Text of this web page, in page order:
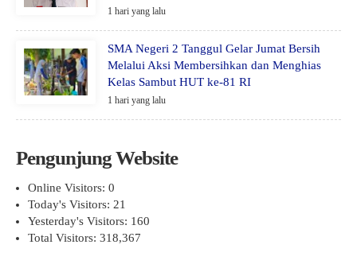
1 hari yang lalu
SMA Negeri 2 Tanggul Gelar Jumat Bersih
Melalui Aksi Membersihkan dan Menghias
Kelas Sambut HUT ke-81 RI
1 hari yang lalu
Pengunjung Website
Online Visitors: 0
Today's Visitors: 21
Yesterday's Visitors: 160
Total Visitors: 318,367